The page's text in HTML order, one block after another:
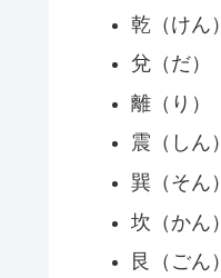
乾（けん）
兌（だ）
離（り）
震（しん）
巽（そん）
坎（かん）
艮（ごん）